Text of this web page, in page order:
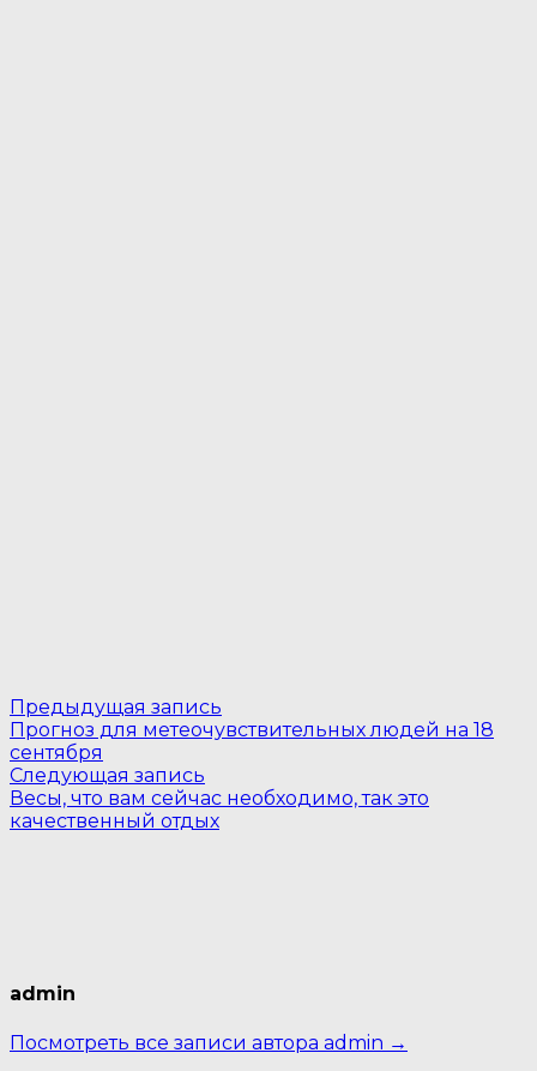
Навигация
по
записям
Предыдущая запись
запись:
Прогноз для метеочувствительных людей на 18
сентября
Следующая запись
запись:
Весы, что вам сейчас необходимо, так это
качественный отдых
admin
Посмотреть все записи автора admin →